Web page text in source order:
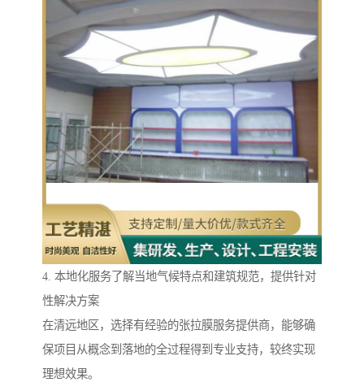
4. 本地化服务了解当地气候特点和建筑规范，提供针对
性解决方案
在清远地区，选择有经验的张拉膜服务提供商，能够确
保项目从概念到落地的全过程得到专业支持，较终实现
理想效果。